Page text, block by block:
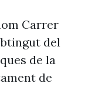
Carrer
del
de la
de